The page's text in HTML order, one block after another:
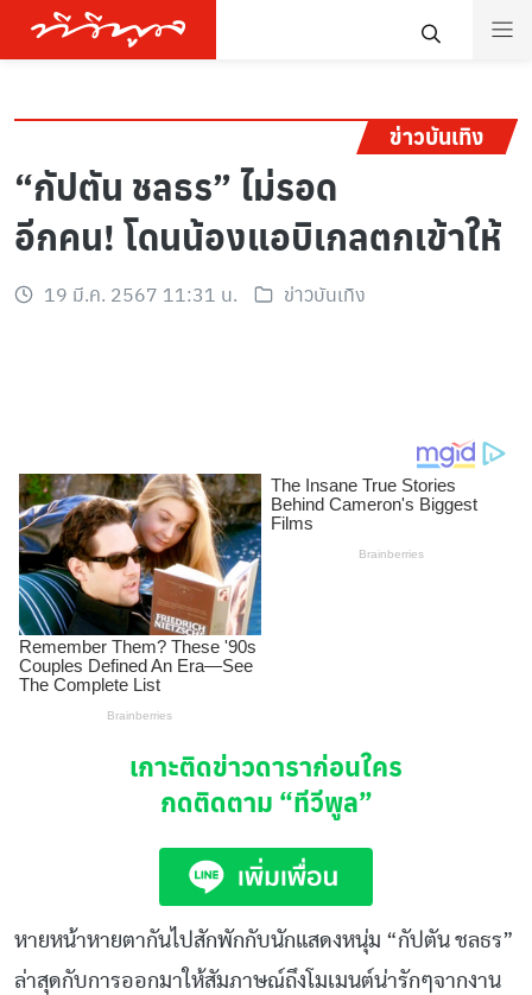
ข่าวบันเทิง
“กัปตัน ชลธร” ไม่รอด
อีกคน! โดนน้องแอบิเกลตกเข้าให้
19 มี.ค. 2567 11:31 น. ข่าวบันเทิง
เกาะติดข่าวดาราก่อนใคร
กดติดตาม “ทีวีพูล”
หายหน้าหายตากันไปสักพักกับนักแสดงหนุ่ม “กัปตัน ชลธร”
ล่าสุดกับการออกมาให้สัมภาษณ์ถึงโมเมนต์น่ารักๆจากงาน